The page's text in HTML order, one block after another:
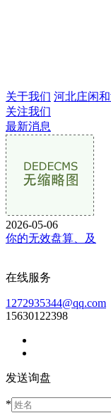
关于我们 河北庄闲
关注我们
最新消息
2026-05-06
你的无效盘算、及
在线服务
1272935344@qq.com
15630122398
发送询盘
*